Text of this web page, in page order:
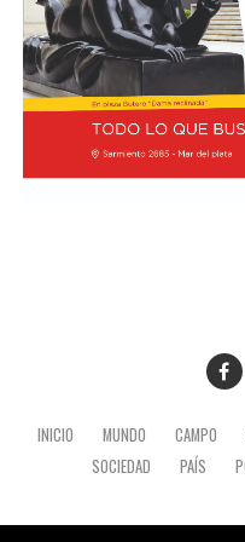
regresará a la Argentina
expectativa de una
quedar grabada en la
Desde el Palacio del
Vieira calificó los
como "graves e
reducir su
encargado de negocios.
Quirno afirmó en
que Argentina decidió
instancia diplomática
existían otros caminos
ambos países socios.
El desarrollo de este
INICIO MUNDO CAMPO
SOCIEDAD
PAÍS